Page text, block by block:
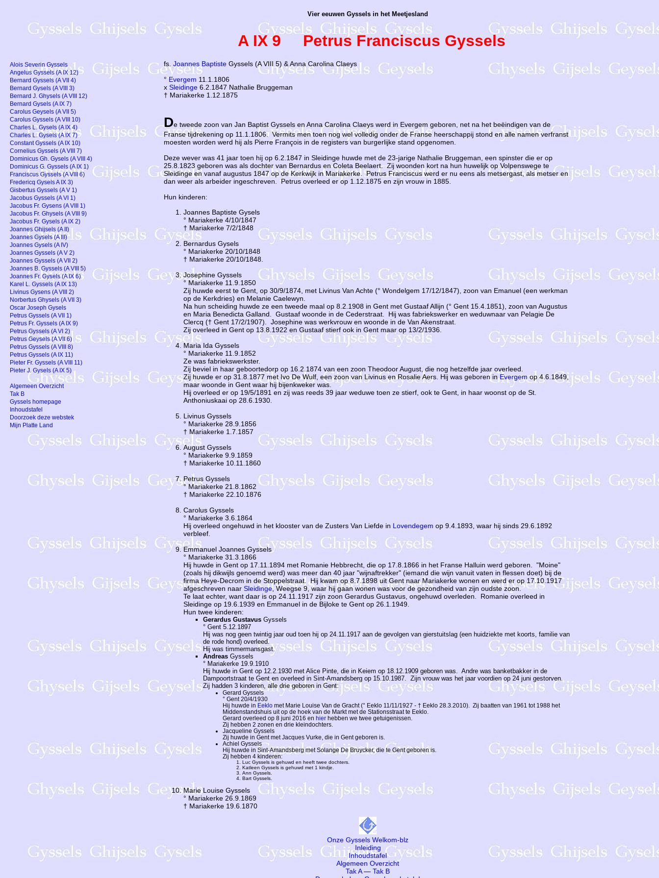
Vier eeuwen Gyssels in het Meetjesland
A IX 9 Petrus Franciscus Gyssels
fs.Joannes Baptiste Gyssels (A VIII 5) & Anna Carolina Claeys
°Evergem 11.1.1806
xSleidinge 6.2.1847 Nathalie Bruggeman
† Mariakerke 1.12.1875
De tweede zoon van Jan Baptist Gyssels en Anna Carolina Claeys werd in Evergem geboren, net na het beëindigen van de
Franse tijdrekening op 11.1.1806. Vermits men toen nog wel volledig onder de Franse heerschappij stond en alle namen verfranst
moesten worden werd hij als Pierre François in de registers van burgerlijke stand opgenomen.
Deze wever was 41 jaar toen hij op 6.2.1847 in Sleidinge huwde met de 23-jarige Nathalie Bruggeman, een spinster die er op
25.8.1823 geboren was als dochter van Bernardus en Coleta Beelaert. Zij woonden kort na hun huwelijk op Volpenswege te
Sleidinge en vanaf augustus 1847 op de Kerkwijk in Mariakerke. Petrus Franciscus werd er nu eens als metsergast, als metser en
dan weer als arbeider ingeschreven. Petrus overleed er op 1.12.1875 en zijn vrouw in 1885.
Hun kinderen:
Joannes Baptiste Gysels
° Mariakerke 4/10/1847
† Mariakerke 7/2/1848
Bernardus Gysels
° Mariakerke 20/10/1848
† Mariakerke 20/10/1848.
Josephine Gyssels
° Mariakerke 11.9.1850
Zij huwde eerst te Gent, op 30/9/1874, met Livinus Van Achte (° Wondelgem 17/12/1847), zoon van Emanuel (een werkman
op de Kerkdries) en Melanie Caelewyn.
Na hun scheiding huwde ze een tweede maal op 8.2.1908 in Gent met Gustaaf Allijn (° Gent 15.4.1851), zoon van Augustus
en Maria Benedicta Galland. Gustaaf woonde in de Cederstraat. Hij was fabriekswerker en weduwnaar van Pelagie De
Clercq († Gent 17/2/1907). Josephine was werkvrouw en woonde in de Van Akenstraat.
Zij overleed in Gent op 13.8.1922 en Gustaaf stierf ook in Gent maar op 13/2/1936.
Maria Ida Gyssels
° Mariakerke 11.9.1852
Ze was fabriekswerkster.
Zij beviel in haar geboortedorp op 16.2.1874 van een zoon Theodoor August, die nog hetzelfde jaar overleed.
Zij huwde er op 31.8.1877 met Ivo De Wulf, een zoon van Livinus en Rosalie Aers. Hij was geboren inEvergemop 4.6.1849,
maar woonde in Gent waar hij bijenkweker was.
Hij overleed er op 19/5/1891 en zij was reeds 39 jaar weduwe toen ze stierf, ook te Gent, in haar woonst op de St.
Anthoniuskaai op 28.6.1930.
Livinus Gyssels
° Mariakerke 28.9.1856
† Mariakerke 1.7.1857
August Gyssels
° Mariakerke 9.9.1859
† Mariakerke 10.11.1860
Petrus Gyssels
° Mariakerke 21.8.1862
† Mariakerke 22.10.1876
Carolus Gyssels
° Mariakerke 3.6.1864
Hij overleed ongehuwd in het klooster van de Zusters Van Liefde in Lovendegem op 9.4.1893, waar hij sinds 29.6.1892
verbleef.
Emmanuel Joannes Gyssels
° Mariakerke 31.3.1866
Hij huwde in Gent op 17.11.1894 met Romanie Hebbrecht, die op 17.8.1866 in het Franse Halluin werd geboren. "Moine"
(zoals hij dikwijls genoemd werd) was meer dan 40 jaar "wijnaftrekker" (iemand die wijn vanuit vaten in flessen doet) bij de
firma Heye-Decrom in de Stoppelstraat. Hij kwam op 8.7.1898 uit Gent naar Mariakerke wonen en werd er op 17.10.1917
afgeschreven naarSleidinge, Weegse 9, waar hij gaan wonen was voor de gezondheid van zijn oudste zoon.
Te laat echter, want daar is op 24.11.1917 zijn zoon Gerardus Gustavus, ongehuwd overleden. Romanie overleed in
Sleidinge op 19.6.1939 en Emmanuel in de Bijloke te Gent op 26.1.1949.
Hun twee kinderen:
Gerardus Gustavus Gyssels
° Gent 5.12.1897
Hij was nog geen twintig jaar oud toen hij op 24.11.1917 aan de gevolgen van gierstuitslag (een huidziekte met koorts, familie van
de rode hond) overleed.
Hij was timmermansgast.
Andreas Gyssels
° Mariakerke 19.9.1910
Hij huwde in Gent op 12.2.1930 met Alice Pinte, die in Keiem op 18.12.1909 geboren was. Andre was banketbakker in de
Dampoortstraat te Gent en overleed in Sint-Amandsberg op 15.10.1987. Zijn vrouw was het jaar voordien op 24 juni gestorven.
Zij hadden 3 kinderen, alle drie geboren in Gent:
Gerard Gyssels
° Gent 20/4/1930
Hij huwde in Eeklo met Marie Louise Van de Gracht (° Eeklo 11/11/1927 - † Eeklo 28.3.2010). Zij baatten van 1961 tot 1988 het
Middenstandshuis uit op de hoek van de Markt met de Stationsstraat te Eeklo.
Gerard overleed op 8 juni 2016 enhier hebben we twee getuigenissen.
Zij hebben 2 zonen en drie kleindochters.
Jacqueline Gyssels
Zij huwde in Gent met Jacques Vurke, die in Gent geboren is.
Achiel Gyssels
Hij huwde in Sint-Amandsberg met Solange De Bruycker, die te Gent geboren is.
Zij hebben 4 kinderen:
Luc Gyssels is gehuwd en heeft twee dochters.
Katleen Gyssels is gehuwd met 1 kindje.
Ann Gyssels.
Bart Gyssels.
Marie Louise Gyssels
° Mariakerke 26.9.1869
† Mariakerke 19.6.1870
Onze Gyssels Welkom-blz
Inleiding
Inhoudstafel
Algemeen Overzicht
Tak A—Tak B
Alois Severin Gyssels
Angelus Gyssels (A IX 12)
Bernard Gyssels (A VII 4)
Bernard Gysels (A VIII 3)
Bernard J. Ghysels (A VIII 12)
Bernard Gysels (A IX 7)
Carolus Geysels (A VII 5)
Carolus Gyssels (A VIII 10)
Charles L. Gysels (A IX 4)
Charles L. Gysels (A IX 7)
Constant Gyssels (A IX 10)
Cornelius Gyssels (A VIII 7)
Dominicus Gh. Gysels (A VIII 4)
Dominicus G. Gyssels (A IX 1)
Franciscus Gyssels (A VIII 6)
Fredericq Gysels A IX 3)
Gisbertus Gyssels (A V 1)
Jacobus Gyssels (A VI 1)
Jacobus Fr. Gysens (A VIII 1)
Jacobus Fr. Ghysels (A VIII 9)
Jacobus Fr. Gysels (A IX 2)
Joannes Ghijsels (A II)
Joannes Gysels (A III)
Joannes Gysels (A IV)
Joannes Gyssels (A V 2)
Joannes Gyssels (A VII 2)
Joannes B. Gyssels (A VIII 5)
Joannes Fr. Gysels (A IX 6)
Karel L. Gyssels (A IX 13)
Livinus Gysens (A VIII 2)
Norbertus Ghysels (A VII 3)
Oscar Joseph Gysels
Petrus Gyssels (A VII 1)
Petrus Fr. Gyssels (A IX 9)
Petrus Gyssels (A VI 2)
Petrus Geysels (A VII 6)
Petrus Gyssels (A VIII 8)
Petrus Gyssels (A IX 11)
Pieter Fr. Gyssels (A VIII 11)
Pieter J. Gysels (A IX 5)
Algemeen Overzicht
Tak B
Gyssels homepage
Inhoudstafel
Doorzoek deze webstek
Mijn Platte Land